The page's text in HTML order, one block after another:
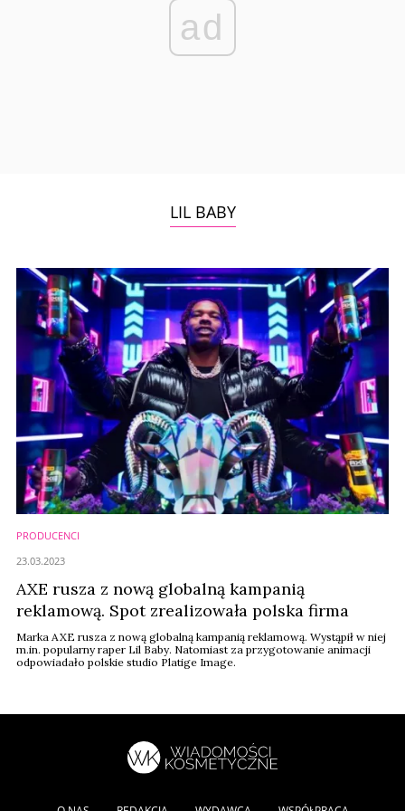
ad
LIL BABY
PRODUCENCI
AXE rusza z nową globalną kampanią
reklamową. Spot zrealizowała polska firma
Marka AXE rusza z nową globalną kampanią reklamową. Wystąpił w niej
m.in. popularny raper Lil Baby. Natomiast za przygotowanie animacji
odpowiadało polskie studio Platige Image.
23.03.2023